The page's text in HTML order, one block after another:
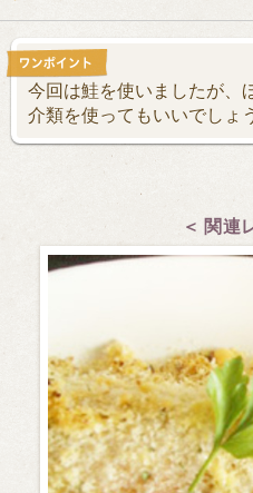
今回は鮭を使いましたが、
介類を使ってもいいでしょ
＜ 関連